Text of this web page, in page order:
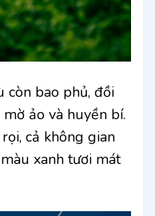
còn bao phủ, đồi
ảo và huyền bí.
cả không gian
xanh tươi mát